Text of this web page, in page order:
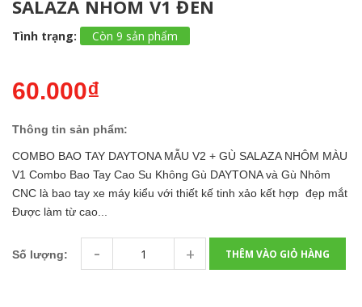
SALAZA NHÔM V1 ĐEN
Tình trạng: Còn 9 sản phẩm
60.000₫
Thông tin sản phẩm:
COMBO BAO TAY DAYTONA MẪU V2 + GÙ SALAZA NHÔM MÀU
V1 Combo Bao Tay Cao Su Không Gù DAYTONA và Gù Nhôm
CNC là bao tay xe máy kiểu với thiết kế tinh xảo kết hợp đẹp mắt
Được làm từ cao...
Số lượng: - + THÊM VÀO GIỎ HÀNG